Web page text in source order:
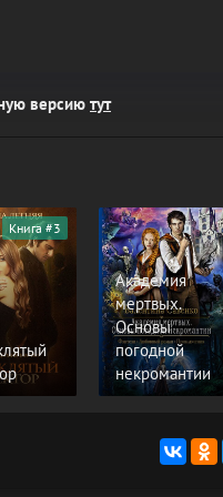
версию тут
Книга #3
Академия
мертвых.
Основы
погодной
некромантии